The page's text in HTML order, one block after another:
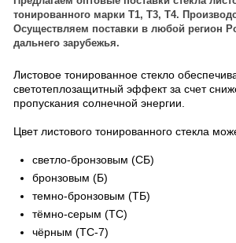
тонированного марки Т1, Т3, Т4.
Осуществляем поставки в любой регион
дальнего зарубежья.
Листовое тонированное стекло
светотеплозащитный эффект за счет
пропускания солнечной энергии.
Цвет листового тонированного стекла
светло-бронзовым (СБ)
бронзовым (Б)
темно-бронзовым (ТБ)
тёмно-серым (ТС)
чёрным (ТС-7)